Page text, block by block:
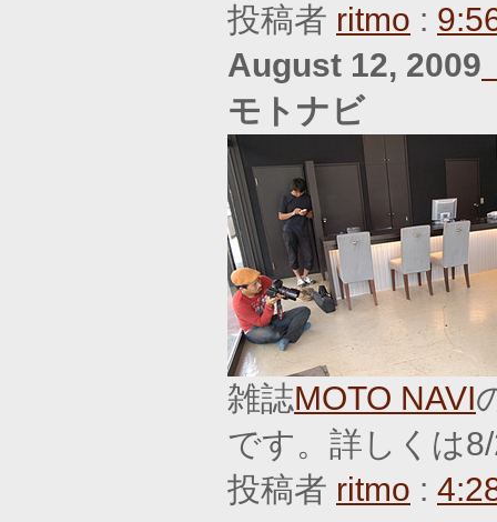
投稿者 ritmo :
August 12, 2009
モトナビ
雑誌MOTO NAVI
です。詳しくは
投稿者 ritmo :